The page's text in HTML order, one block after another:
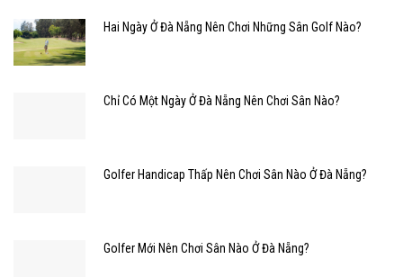
Hai Ngày Ở Đà Nẵng Nên Chơi Những Sân Golf Nào?
Chỉ Có Một Ngày Ở Đà Nẵng Nên Chơi Sân Nào?
Golfer Handicap Thấp Nên Chơi Sân Nào Ở Đà Nẵng?
Golfer Mới Nên Chơi Sân Nào Ở Đà Nẵng?